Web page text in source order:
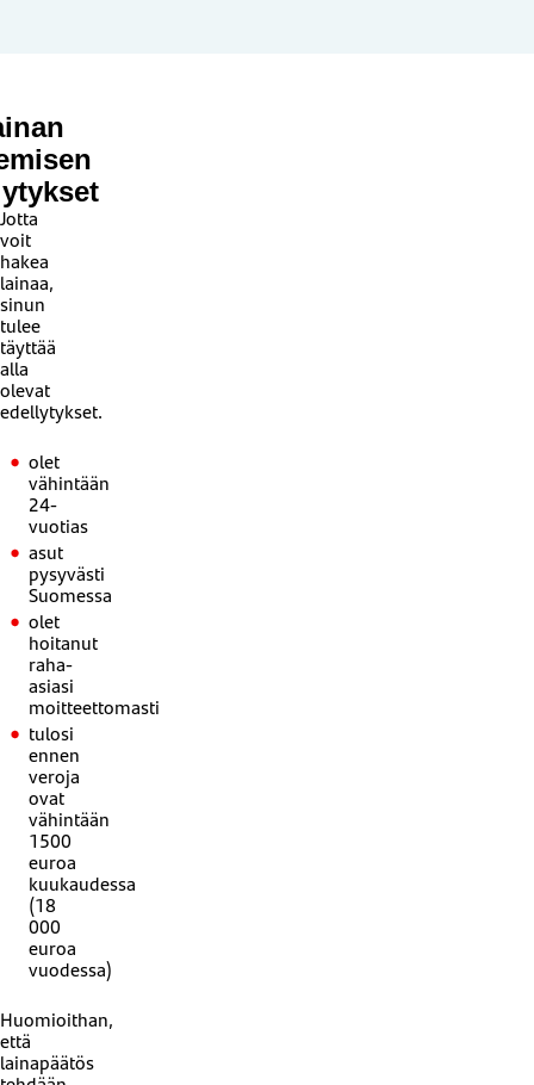
Jotta
voit
hakea
lainaa,
sinun
tulee
täyttää
alla
olevat
edellytykset.
olet
vähintään
24-
vuotias
asut
pysyvästi
Suomessa
olet
hoitanut
raha-
asiasi
moitteettomasti
tulosi
ennen
veroja
ovat
vähintään
1500
euroa
kuukaudessa
(18
000
euroa
vuodessa)
Huomioithan,
että
lainapäätös